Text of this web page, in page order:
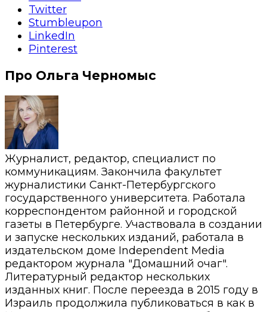
Twitter
Stumbleupon
LinkedIn
Pinterest
Про Ольга Черномыс
Журналист, редактор, специалист по
коммуникациям. Закончила факультет
журналистики Санкт-Петербургского
государственного университета. Работала
корреспондентом районной и городской
газеты в Петербурге. Участвовала в создании
и запуске нескольких изданий, работала в
издательском доме Independent Media
редактором журнала "Домашний очаг".
Литературный редактор нескольких
изданных книг. После переезда в 2015 году в
Израиль продолжила публиковаться в как в